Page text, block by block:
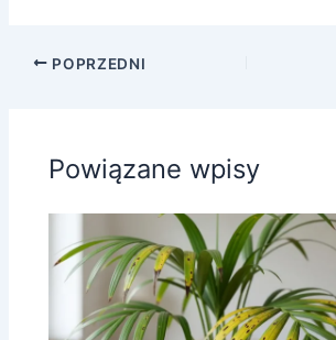
POPRZEDNI
Powiązane wpisy